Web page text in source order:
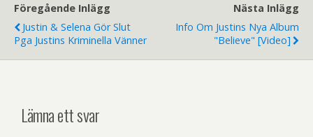
Föregående Inlägg
Justin & Selena Gör Slut
Pga Justins Kriminella Vänner
Nästa Inlägg
Info Om Justins Nya Album
"Believe" [video]
Lämna ett svar